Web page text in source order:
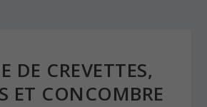
DE CREVETTES,
ET CONCOMBRE